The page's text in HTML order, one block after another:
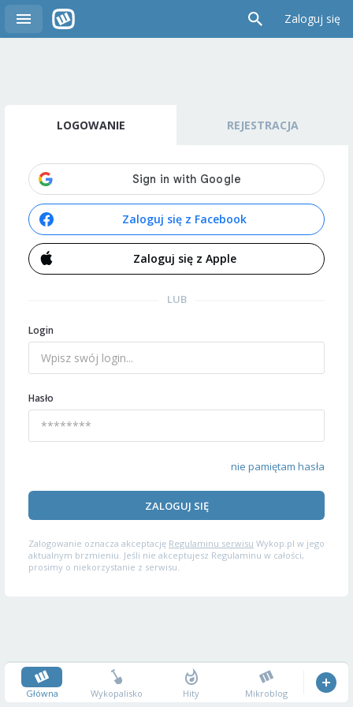
Zaloguj się
LOGOWANIE REJESTRACJA
Zaloguj się z Facebook
Zaloguj się z Apple
LUB
Login
Hasło
nie pamiętam hasła
ZALOGUJ SIĘ
Zalogowanie oznacza akceptację Regulaminu serwisu Wykop.pl w jego
aktualnym brzmieniu. Jeśli nie akceptujesz Regulaminu w całości,
prosimy o niekorzystanie z serwisu.
Główna Wykopalisko Hity Mikroblog